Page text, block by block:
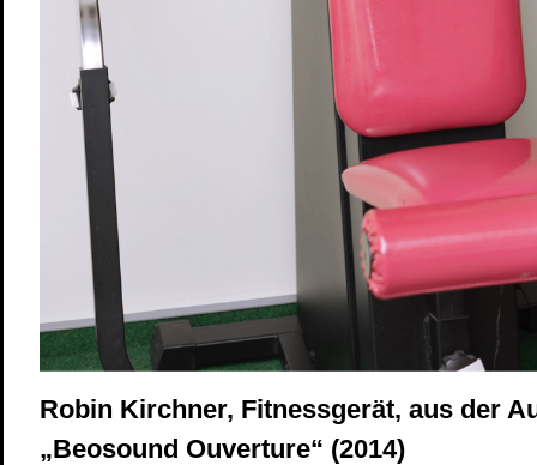
Robin Kirchner, Fitnessgerät, aus der
„Beosound Ouverture“ (2014)